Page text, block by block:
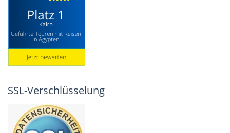
SSL-Verschlüsselung